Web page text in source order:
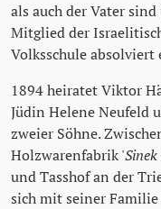
als auch der Vater
Mitglied der
Volksschule absolviert
1894 heiratet Viktor
Jüdin Helene Neufeld
zweier Söhne.
Holzwarenfabrik '
und Tasshof an der
sich mit seiner